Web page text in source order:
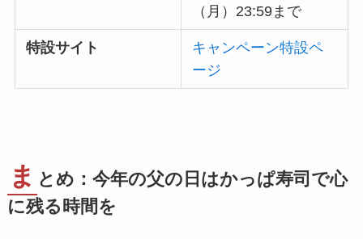
（月）23:59まで
特設サイト
キャンペーン特設ペ
ージ
ま とめ：今年の父の日はかっぱ寿司で心
に残る時間を